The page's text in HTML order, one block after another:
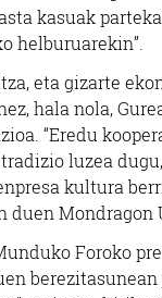
kasuak
helburuarekin”.
eta gizarte
hala nola,
“Eredu
luzea
kultura
Mondragon
Foroko